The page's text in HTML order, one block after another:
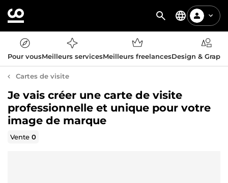
Pour vousMeilleurs servicesMeilleurs freelancesDesign &
Cartes de visite
Je vais créer une carte de visite
professionnelle et unique pour votre
image de marque
Vente0